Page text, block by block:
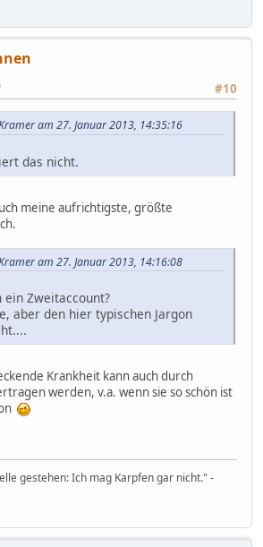
#10
am 27. Januar 2013, 14:35:16
das nicht.
meine aufrichtigste, größte
am 27. Januar 2013, 14:16:08
Zweitaccount?
aber den hier typischen Jargon
Krankheit kann auch durch
werden, v.a. wenn sie so schön ist
gestehen: Ich mag Karpfen gar nicht." -